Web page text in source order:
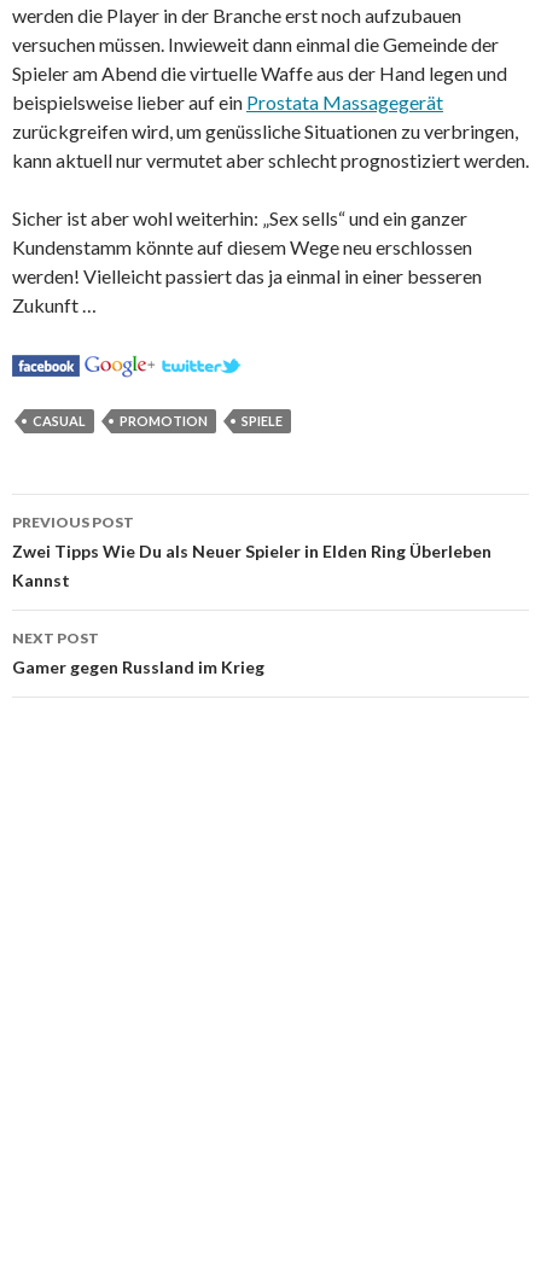
werden die Player in der Branche erst noch aufzubauen
versuchen müssen. Inwieweit dann einmal die Gemeinde der
Spieler am Abend die virtuelle Waffe aus der Hand legen und
beispielsweise lieber auf ein Prostata Massagegerät
zurückgreifen wird, um genüssliche Situationen zu verbringen,
kann aktuell nur vermutet aber schlecht prognostiziert werden.
Sicher ist aber wohl weiterhin: „Sex sells“ und ein ganzer
Kundenstamm könnte auf diesem Wege neu erschlossen
werden! Vielleicht passiert das ja einmal in einer besseren
Zukunft …
CASUAL PROMOTION SPIELE
Post
navigation
PREVIOUS POST
Zwei Tipps Wie Du als Neuer Spieler in Elden Ring Überleben
Kannst
NEXT POST
Gamer gegen Russland im Krieg